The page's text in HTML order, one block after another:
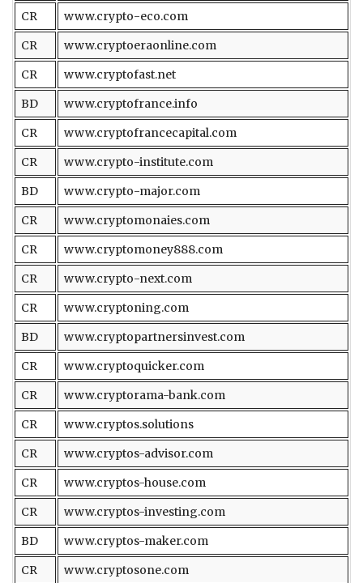
CR
www.crypto-eco.com
CR
www.cryptoeraonline.com
CR
www.cryptofast.net
BD
www.cryptofrance.info
CR
www.cryptofrancecapital.com
CR
www.crypto-institute.com
BD
www.crypto-major.com
CR
www.cryptomonaies.com
CR
www.cryptomoney888.com
CR
www.crypto-next.com
CR
www.cryptoning.com
BD
www.cryptopartnersinvest.com
CR
www.cryptoquicker.com
CR
www.cryptorama-bank.com
CR
www.cryptos.solutions
CR
www.cryptos-advisor.com
CR
www.cryptos-house.com
CR
www.cryptos-investing.com
BD
www.cryptos-maker.com
CR
www.cryptosone.com